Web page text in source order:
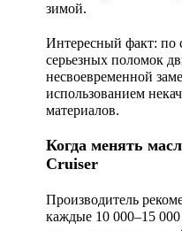
зимой.
Интересный факт: по
серьезных поломок
несвоевременной
использованием
материалов.
Когда менять
Cruiser
Производитель
каждые 10 000–15